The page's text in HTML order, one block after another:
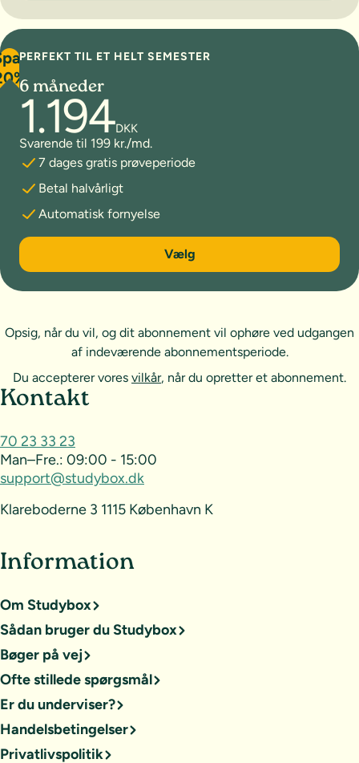
PERFEKT TIL ET HELT SEMESTER
6 måneder
1.194DKK
Svarende til 199 kr./md.
7 dages gratis prøveperiode
Betal halvårligt
Automatisk fornyelse
6 måneder
Vælg
Opsig, når du vil, og dit abonnement vil ophøre ved udgangen
af indeværende abonnementsperiode.
Du accepterer vores vilkår, når du opretter et abonnement.
Sideoversigt og kontakt
Kontakt
70 23 33 23
Man–Fre.: 09:00 - 15:00
support@studybox.dk
Klareboderne 3 1115 København K
Information
Om Studybox
Sådan bruger du Studybox
Bøger på vej
Ofte stillede spørgsmål
Er du underviser?
Handelsbetingelser
Privatlivspolitik